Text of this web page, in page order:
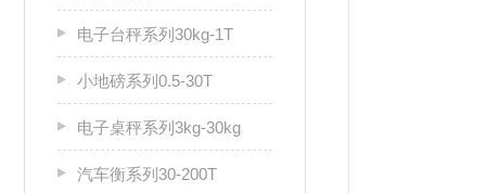
电子台秤系列30kg-1T
小地磅系列0.5-30T
电子桌秤系列3kg-30kg
汽车衡系列30-200T